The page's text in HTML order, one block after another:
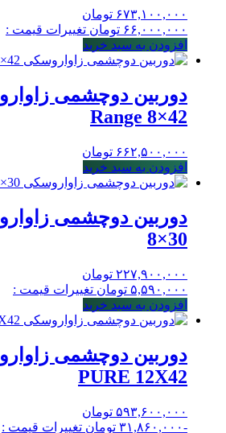
۶۷۳,۱۰۰,۰۰۰ تومان
۶۶,۰۰۰,۰۰۰ تومان تغییرات قیمت :
افزودن به سبد خرید
Range 8×42
۶۶۲,۵۰۰,۰۰۰ تومان
افزودن به سبد خرید
8×30
۲۲۷,۹۰۰,۰۰۰ تومان
۵,۵۹۰,۰۰۰ تومان تغییرات قیمت :
افزودن به سبد خرید
PURE 12X42
۵۹۳,۶۰۰,۰۰۰ تومان
-۳۱,۸۶۰,۰۰۰
تومان تغییرات قیمت :